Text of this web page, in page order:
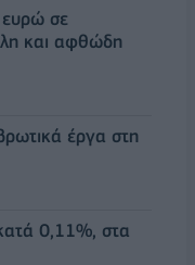
σε
και αφθώδη
έργα στη
0,11%, στα